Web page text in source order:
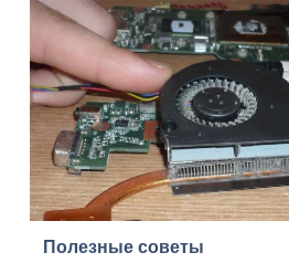
Полезные советы